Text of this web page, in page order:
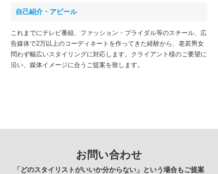
自己紹介・アピール
これまでにテレビ番組、ファッション・ブライダル等のスチール、広
告媒体で2万以上のコーディネートを作ってきた経験から、老若男女
問わず幅広いスタイリングに対応します。クライアント様のご要望に
沿い、媒体イメージに合うご提案を致します。
お問い合わせ
「どのスタイリストがいいか分からない」という場合もご提案